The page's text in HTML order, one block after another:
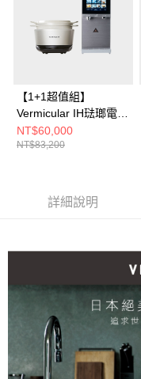
【1+1超值組】
Vermicular IH琺瑯電子
鑄鐵鍋 (海鹽白/松露
黑/飛魚銀)+OASIS
NT$60,000
NT$83,200
詳細說明